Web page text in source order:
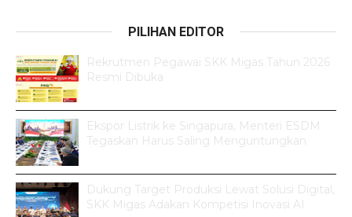
PILIHAN EDITOR
Rekrutmen Pegawai SKK Migas Tahun 2026
Resmi Dibuka
Ekspor Listrik ke Singapura, Menteri ESDM
Tegaskan Harus Saling Menguntungkan
Dukung Target Produksi Lewat Solusi Digital,
SKK Migas Adakan Kompetisi Inovasi AI